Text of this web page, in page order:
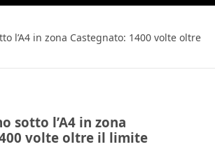
l’A4 in zona Castegnato: 1400 volte oltre
sotto l’A4 in zona
volte oltre il limite